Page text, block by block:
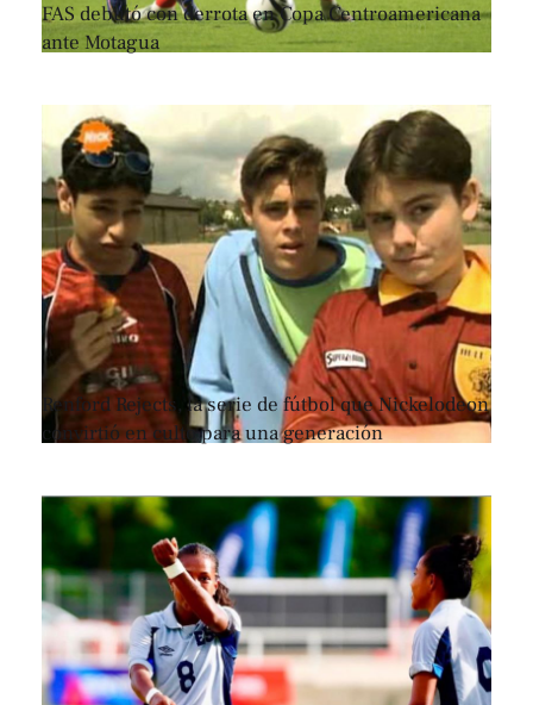
FAS debutó con derrota en Copa Centroamericana
ante Motagua
Renford Rejects, la serie de fútbol que Nickelodeon
convirtió en culto para una generación